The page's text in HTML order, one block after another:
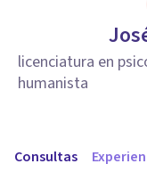
licenciatura en
humanista
Consultas